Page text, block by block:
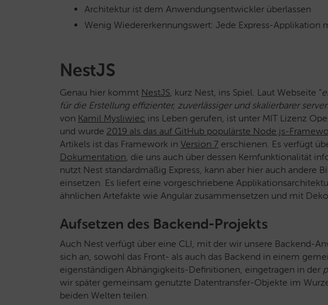
Architektur ist dem Anwendungsentwickler überlassen
Wenig Wiedererkennungswert: Jede Express-Applikation
NestJS
Genau hier kommt NestJS, kurz Nest, ins Spiel. Laut Webseite “
für die Erstellung effizienter, zuverlässiger und skalierbarer
von Kamil Mysliwiec ins Leben gerufen, ist unter MIT Lizenz
und wurde 2019 als das auf GitHub populärste Node.js-
Artikels ist das Framework in Version 7 erschienen. Es verfügt
Dokumentation, die uns auch über dessen Kernfunktionalität
nutzt Nest standardmäßig Express, kann aber hier auch andere
einsetzen. Es liefert eine vorgeschriebene
ähnlichen Artefakte wie Angular zusammensetzen und mit
Aufsetzen des Backend-Projekts
Auch Nest verfügt über eine CLI, mit der wir unsere Backend-
sich an, sowohl das Front- als auch das Backend in einem
eigenständigen Abhängigkeits-Definitionen, eingetragen in der
wir später gemeinsam genutzte Datentransfer-Objekte im
beiden Welten teilen.